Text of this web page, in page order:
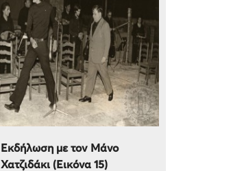
Εκδήλωση με τον Μάνο
Χατζιδάκι (Εικόνα 15)